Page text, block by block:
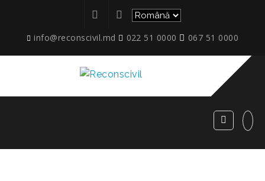
info@reconscivil.md 022 51 0000 067 51 0000